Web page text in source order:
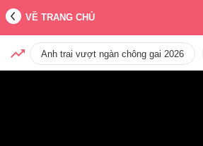
VỀ TRANG CHỦ
Anh trai vượt ngàn chông gai 2026